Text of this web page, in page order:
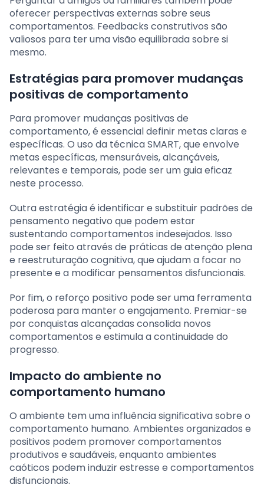
oferecer perspectivas externas sobre seus
comportamentos. Feedbacks construtivos são
valiosos para ter uma visão equilibrada sobre si
mesmo.
Estratégias para promover mudanças
positivas de comportamento
Para promover mudanças positivas de
comportamento, é essencial definir metas claras e
específicas. O uso da técnica SMART, que envolve
metas específicas, mensuráveis, alcançáveis,
relevantes e temporais, pode ser um guia eficaz
neste processo.
Outra estratégia é identificar e substituir padrões de
pensamento negativo que podem estar
sustentando comportamentos indesejados. Isso
pode ser feito através de práticas de atenção plena
e reestruturação cognitiva, que ajudam a focar no
presente e a modificar pensamentos disfuncionais.
Por fim, o reforço positivo pode ser uma ferramenta
poderosa para manter o engajamento. Premiar-se
por conquistas alcançadas consolida novos
comportamentos e estimula a continuidade do
progresso.
Impacto do ambiente no
comportamento humano
O ambiente tem uma influência significativa sobre o
comportamento humano. Ambientes organizados e
positivos podem promover comportamentos
produtivos e saudáveis, enquanto ambientes
caóticos podem induzir estresse e comportamentos
disfuncionais.